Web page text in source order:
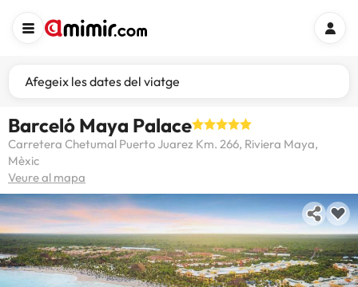
Afegeix les dates del viatge
Barceló Maya Palace
Carretera Chetumal Puerto Juarez Km. 266, Riviera Maya,
Mèxic
Veure al mapa